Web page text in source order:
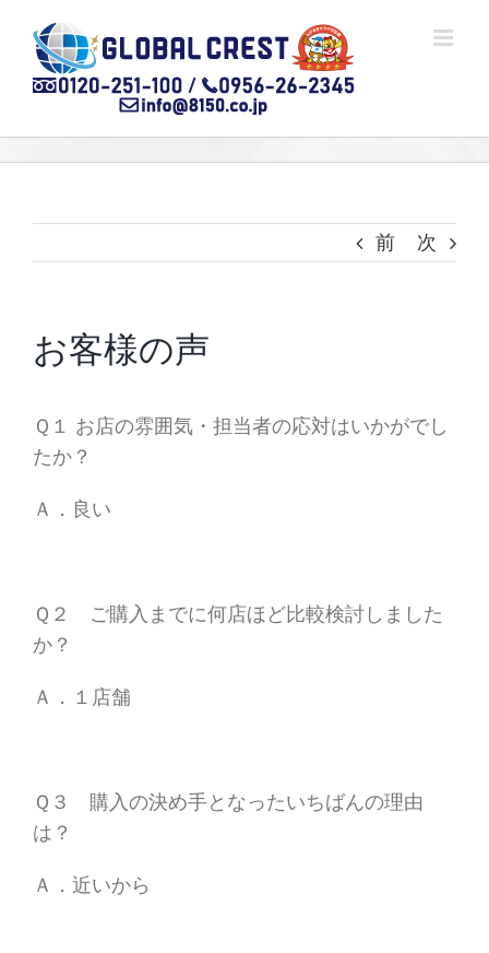
content
前 次
お客様の声
Ｑ１ お店の雰囲気・担当者の応対はいかがでし
たか？
Ａ．良い
Ｑ２ ご購入までに何店ほど比較検討しました
か？
Ａ．１店舗
Ｑ３ 購入の決め手となったいちばんの理由
は？
Ａ．近いから